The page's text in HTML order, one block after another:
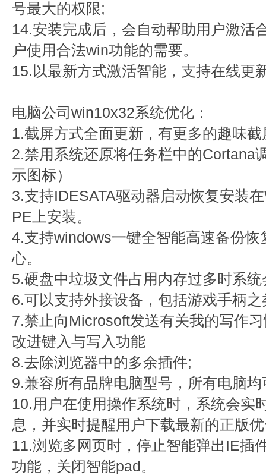
号最大的权限;
14.安装完成后，会自动帮助用户激活
户使用合法win功能的需要。
15.以最新方式激活智能，支持在线更
电脑公司win10x32系统优化：
1.截屏方式全面更新，有更多的趣味
2.禁用系统还原将任务栏中的Cortana
示图标）
3.支持IDESATA驱动器启动恢复安装
PE上安装。
4.支持windows一键全智能高速备份
心。
5.硬盘中垃圾文件占用内存过多时系
6.可以支持外接设备，包括游戏手柄
7.禁止向Microsoft发送有关我的写作
改进键入与写入功能
8.去除浏览器中的多余插件;
9.兼容所有品牌电脑型号，所有电脑
10.用户在使用操作系统时，系统会实
息，并实时提醒用户下载最新的正版
11.浏览多网页时，停止智能弹出IE插
功能，关闭智能pad。